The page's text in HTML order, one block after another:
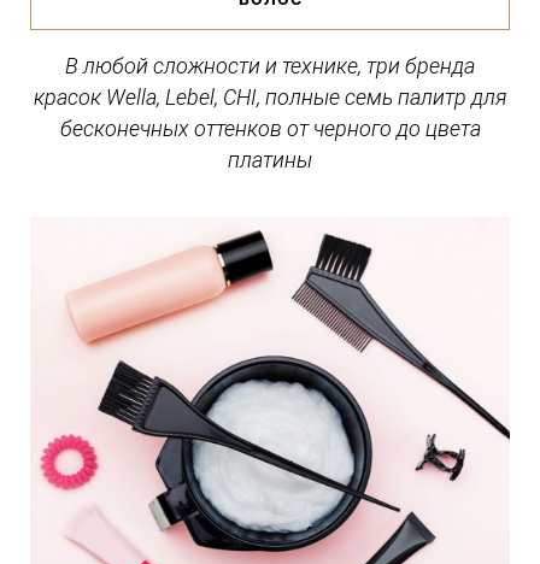
В любой сложности и технике, три бренда
красок Wella, Lebel, CHI, полные семь палитр для
бесконечных оттенков от черного до цвета
платины